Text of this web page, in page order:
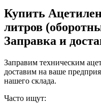
Купить
литров
Заправка и
Заправим техническим
доставим на ваше
нашего склада.
Часто ищут: